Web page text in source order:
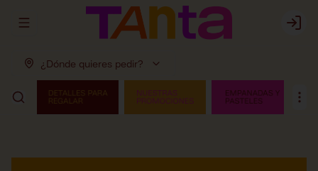
Abrir menu de navegación Login
¿Dónde quieres pedir?